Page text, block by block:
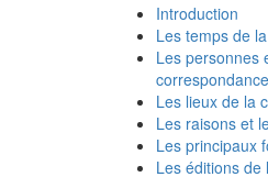
Introduction
Les temps de
Les personnes
correspondance
Les lieux de la
Les raisons et
Les principaux
Les éditions de